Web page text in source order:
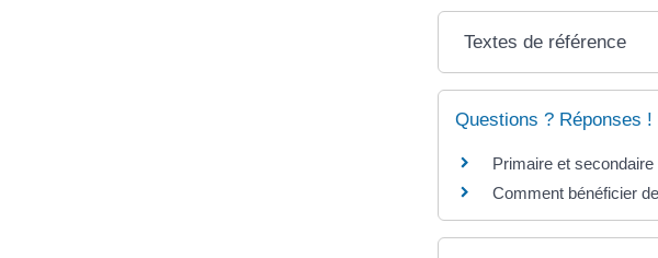
Textes de référence
Questions ? Réponses !
Primaire et
Comment bénéficier